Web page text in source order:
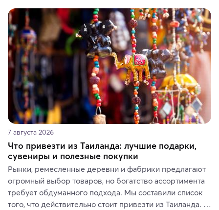
7 августа 2026
Что привезти из Таиланда: лучшие подарки,
сувениры и полезные покупки
Рынки, ремесленные деревни и фабрики предлагают
огромный выбор товаров, но богатство ассортимента
требует обдуманного подхода. Мы составили список
того, что действительно стоит привезти из Таиланда.